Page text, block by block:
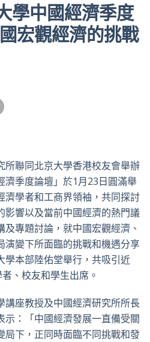
學中國經濟季度
宏觀經濟的挑戰
所聯同北京大學香港校友會舉辦
濟季度論壇」於1月23日圓滿舉
濟學者和工商界領袖，共同探討
影響以及當前中國經濟的熱門議
專題討論，就中國宏觀經濟、
演變下所面臨的挑戰和機遇分享
學本部陸佑堂舉行，共吸引近
、校友和學生出席。
講座教授及中國經濟研究所所長
示：「中國經濟發展一直備受關
局下，正同時面臨不同挑戰和發